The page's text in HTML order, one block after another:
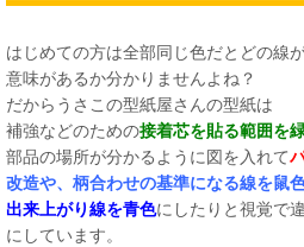
はじめての方は全部同じ色だとどの線
意味があるか分かりませんよね？
だからうさこの型紙屋さんの型紙は
補強などのための接着芯を貼る範囲を
部品の場所が分かるように図を入れて
改造や、柄合わせの基準になる線を鼠
出来上がり線を青色にしたりと視覚で
にしています。